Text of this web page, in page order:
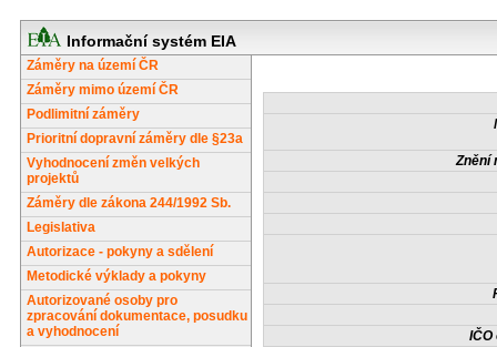
Informační systém EIA
Záměry na území ČR
Záměry mimo území ČR
Podlimitní záměry
Prioritní dopravní záměry dle §23a
Vyhodnocení změn velkých
projektů
Záměry dle zákona 244/1992 Sb.
Legislativa
Autorizace - pokyny a sdělení
Metodické výklady a pokyny
Autorizované osoby pro
zpracování dokumentace, posudku
a vyhodnocení
Znění
IČO